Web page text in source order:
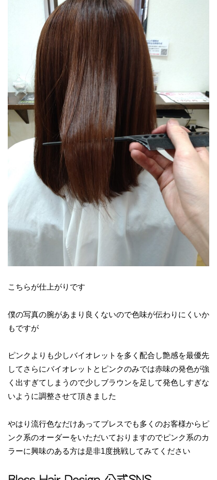
こちらが仕上がりです
僕の写真の腕があまり良くないので色味が伝わりにくいか
もですが
ピンクよりも少しバイオレットを多く配合し艶感を最優先
してさらにバイオレットとピンクのみでは赤味の発色が強
く出すぎてしまうので少しブラウンを足して発色しすぎな
いように調整させて頂きました
やはり流行色なだけあってブレスでも多くのお客様からピ
ンク系のオーダーをいただいておりますのでピンク系のカ
ラーに興味のある方は是非1度挑戦してみてください